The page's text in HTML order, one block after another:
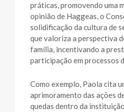
práticas, promovendo uma
opinião de Haggeas, o
solidificação da cultura de
que valoriza a perspectiva
família, incentivando a
participação em processos
Como exemplo, Paola cita
aprimoramento das ações
quedas dentro da